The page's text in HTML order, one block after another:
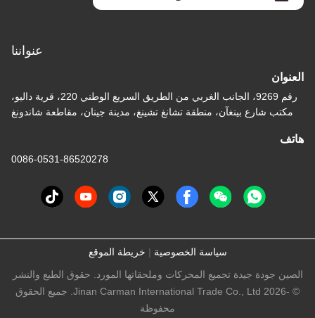
عنواننا
العنوان
رقم 9269، الجانب الغربي من الطريق السريع الوطني 220، قرية داليو،
مكتب شارع بينغآن، منطقة تشانغ تشينغ، مدينة جينان، مقاطعة شاندونغ
هاتف
0086-0531-86520278
سياسة الخصوصية | خريطة الموقع
الصين جودة جيدة تجميع المحركات وملحقاتها المورد. حقوق الطبع والنشر
© -2026 Jinan Carman International Trade Co., Ltd. جميع الحقوق
محفوظة